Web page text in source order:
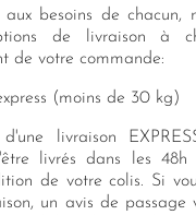
aux besoins de chacun,
de livraison à
de votre commande:
(moins de 30 kg)
livraison
livrés dans les
de votre colis. Si
un avis de passage